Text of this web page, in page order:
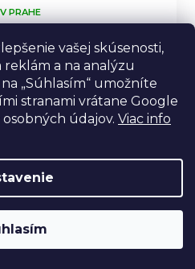
vašej skúsenosti,
reklám a na analýzu
„Súhlasím“ umožníte
stranami vrátane Google
údajov. Viac info
PRAHE
signálu HDMI. Ideálny na
HDMI v učebniach, strižni
3,2" obrazovky LCD poskytuje
pohľad na displej aj pri